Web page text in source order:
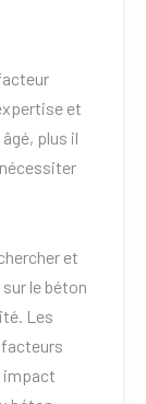
et
plus il
et
le béton
Les
impact